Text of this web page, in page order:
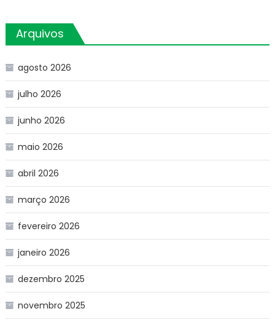
Arquivos
agosto 2026
julho 2026
junho 2026
maio 2026
abril 2026
março 2026
fevereiro 2026
janeiro 2026
dezembro 2025
novembro 2025